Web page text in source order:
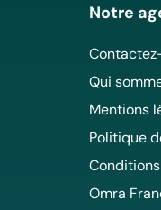
Notre
Qui
Mentions
Politique
Omra